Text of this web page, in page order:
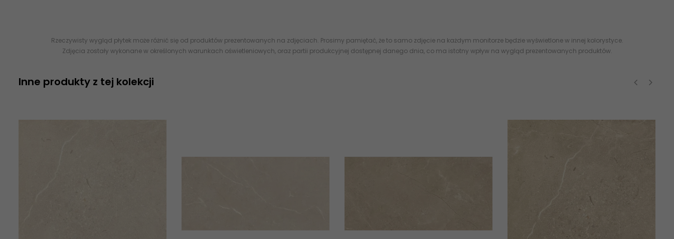
Rzeczywisty wygląd płytek może różnić się od produktów prezentowanych na zdjęciach. Prosimy pamiętać, że to samo zdjęcie na każdym monitorze będzie wyświetlone w innej kolorystyce.
Zdjęcia zostały wykonane w określonych warunkach oświetleniowych, oraz partii produkcyjnej dostępnej danego dnia, co ma istotny wpływ na wygląd prezentowanych produktów.
Inne produkty z tej kolekcji